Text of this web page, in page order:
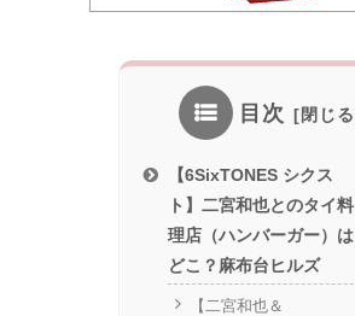
目次
【6SixTONES シクス
ト】二宮和也とのタイ料
理店（ハンバーガー）は
どこ？麻布台ヒルズ
【二宮和也＆